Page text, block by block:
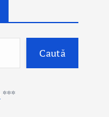
Caută
***